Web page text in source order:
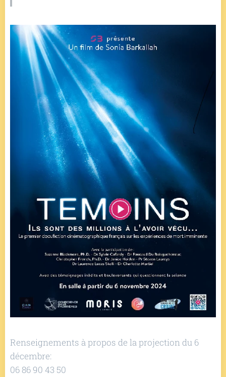
Renseignements à propos de la projection du 6
décembre:
06 86 90 43 50